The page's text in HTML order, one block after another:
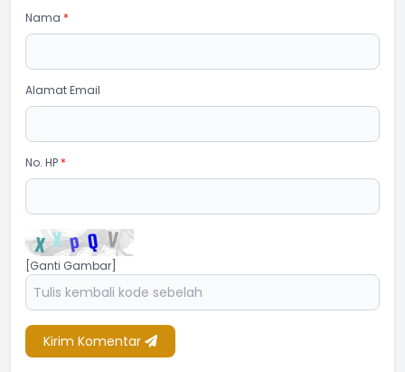
Nama *
Alamat Email
No. HP *
[Ganti Gambar]
Kirim Komentar